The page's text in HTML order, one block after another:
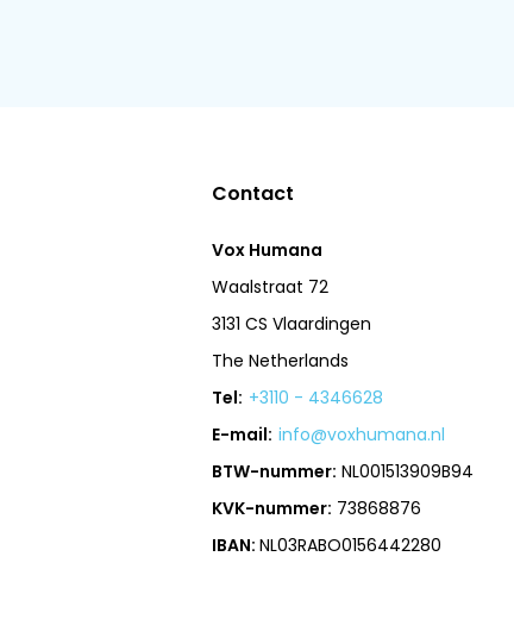
Contact
Vox Humana
Waalstraat 72
3131 CS Vlaardingen
The Netherlands
Tel: +3110 - 4346628
E-mail: info@voxhumana.nl
BTW-nummer: NL001513909B94
KVK-nummer: 73868876
IBAN:NL03RABO0156442280